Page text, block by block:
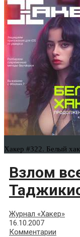
Хакер #322. Белый
Взлом
Журнал «Хакер»
16.10.2007
Комментарии